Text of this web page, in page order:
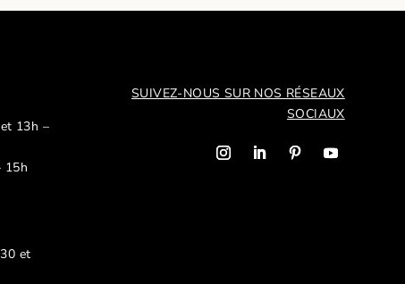
13h –
15h
et
SUIVEZ-NOUS SUR NOS RÉSEAUX
SOCIAUX